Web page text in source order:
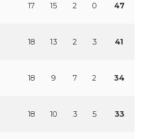
17 15 2 0 47
18 13 2 3 41
18 9 7 2 34
18 10 3 5 33